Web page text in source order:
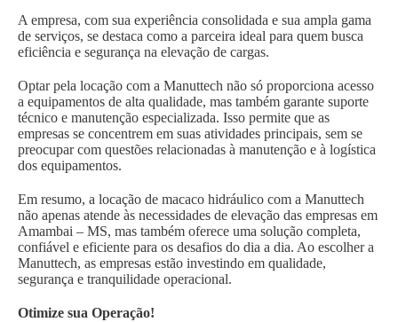
A empresa, com sua experiência consolidada e sua ampla gama
de serviços, se destaca como a parceira ideal para quem busca
eficiência e segurança na elevação de cargas.
Optar pela locação com a Manuttech não só proporciona acesso
a equipamentos de alta qualidade, mas também garante suporte
técnico e manutenção especializada. Isso permite que as
empresas se concentrem em suas atividades principais, sem se
preocupar com questões relacionadas à manutenção e à logística
dos equipamentos.
Em resumo, a locação de macaco hidráulico com a Manuttech
não apenas atende às necessidades de elevação das empresas em
Amambai – MS, mas também oferece uma solução completa,
confiável e eficiente para os desafios do dia a dia. Ao escolher a
Manuttech, as empresas estão investindo em qualidade,
segurança e tranquilidade operacional.
Otimize sua Operação!